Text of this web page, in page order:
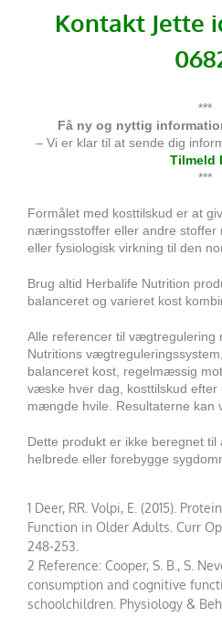
Kontakt Jette
***
Få ny og nyttig
– Vi er klar til at sende dig
Tilmeld
***
Formålet med kosttilskud er at
næringsstoffer eller andre
eller fysiologisk virkning til den
Brug altid Herbalife Nutrition
balanceret og varieret kost
Alle referencer til vægtregulering
Nutritions
balanceret kost, regelmæssig
væske hver dag, kosttilskud efter
mængde hvile. Resultaterne kan
Dette produkt er ikke beregnet til
helbrede eller forebygge
1 Deer, RR. Volpi, E. (2015).
Function in Older Adults. Curr
248-253.
2 Reference: Cooper, S. B., S.
consumption and cognitive
schoolchildren. Physiology &